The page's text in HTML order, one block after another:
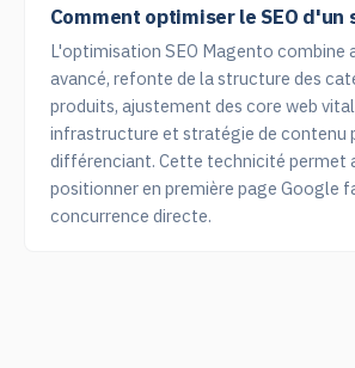
Comment optimiser le SEO d'un
L'optimisation SEO Magento combine
avancé, refonte de la structure des
produits, ajustement des core web
infrastructure et stratégie de contenu
différenciant. Cette technicité permet
positionner en première page Google
concurrence directe.